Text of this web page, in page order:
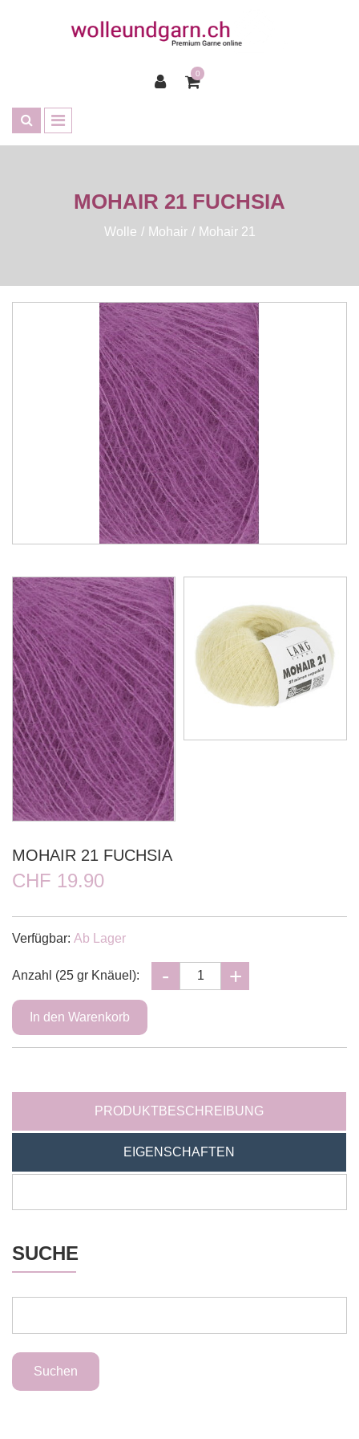
0
MOHAIR 21 FUCHSIA
Wolle Mohair Mohair 21
MOHAIR 21 FUCHSIA
CHF 19.90
Verfügbar: Ab Lager
Anzahl (25 gr Knäuel):
PRODUKTBESCHREIBUNG
EIGENSCHAFTEN
SUCHE